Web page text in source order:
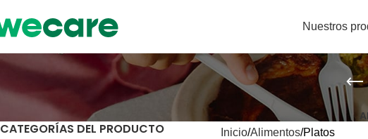
Nuestros
CATEGORÍAS DEL PRODUCTO Inicio Alimentos Platos